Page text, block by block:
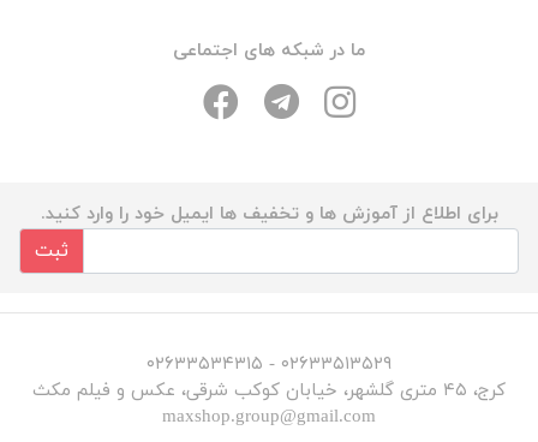
ما در شبکه های اجتماعی
برای اطلاع از آموزش ها و تخفیف ها ایمیل خود را وارد کنید.
ثبت
۰۲۶۳۳۵۱۳۵۲۹ - ۰۲۶۳۳۵۳۴۳۱۵
کرج، ۴۵ متری گلشهر، خیابان کوکب شرقی، عکس و فیلم مکث
maxshop.group@gmail.com